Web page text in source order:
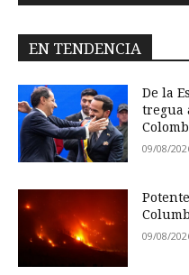
EN TENDENCIA
De la
tregua
09/08/
09/08/